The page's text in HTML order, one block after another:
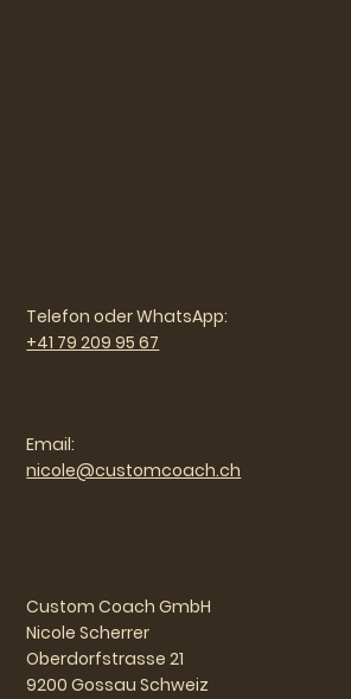
Telefon oder WhatsApp:
+41 79 209 95 67
Email:
nicole@customcoach.ch
Custom Coach GmbH
Nicole Scherrer
Oberdorfstrasse 21
9200 Gossau Schweiz